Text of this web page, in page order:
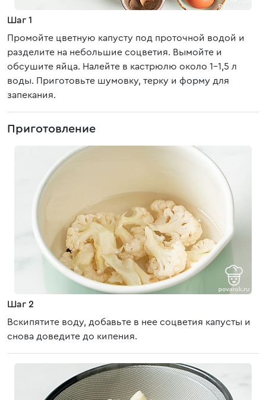
Шаг 1
Промойте цветную капусту под проточной водой и
разделите на небольшие соцветия. Вымойте и
обсушите яйца. Налейте в кастрюлю около 1-1,5 л
воды. Приготовьте шумовку, терку и форму для
запекания.
Приготовление
Шаг 2
Вскипятите воду, добавьте в нее соцветия капусты и
снова доведите до кипения.